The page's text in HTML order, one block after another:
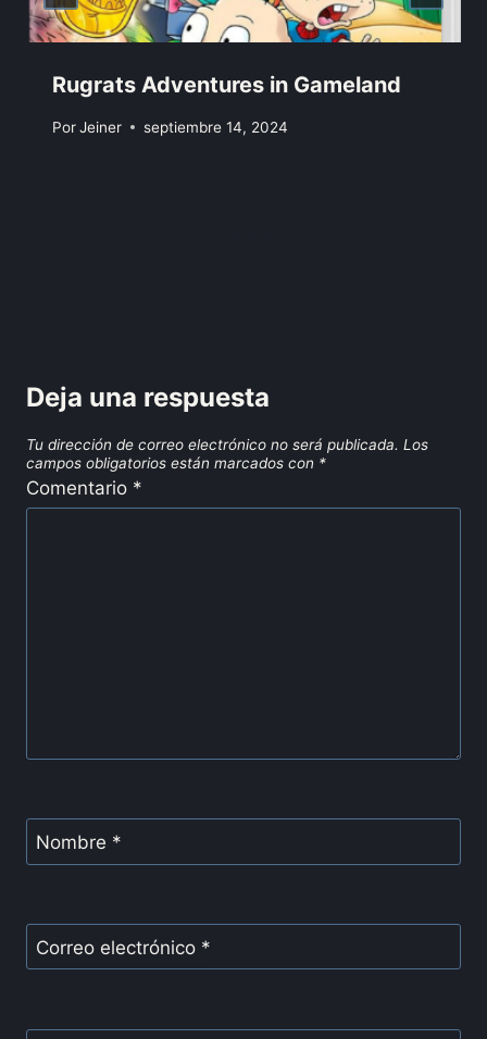
Rugrats Adventures in Gameland
PorJeiner septiembre 14, 2024
Deja una respuesta
Tu dirección de correo electrónico no será publicada. Los
campos obligatorios están marcados con *
Comentario *
Nombre *
Correo electrónico *